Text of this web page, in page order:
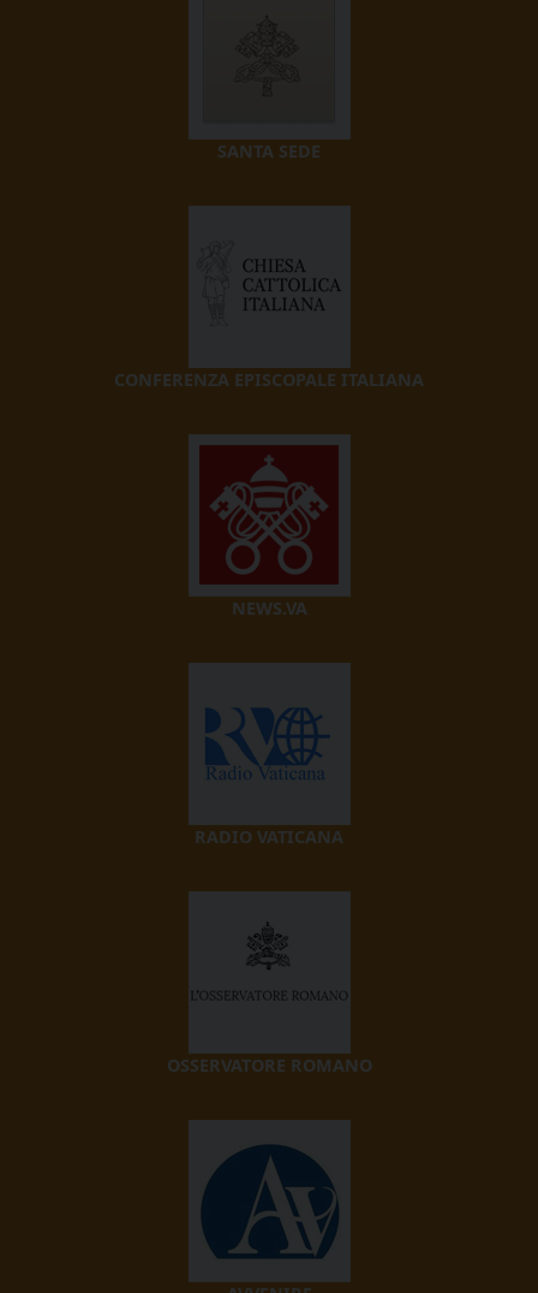
SANTA SEDE
CONFERENZA EPISCOPALE ITALIANA
NEWS.VA
RADIO VATICANA
OSSERVATORE ROMANO